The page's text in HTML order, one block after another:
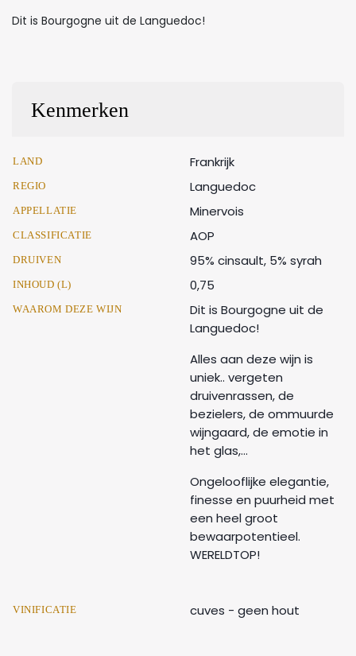
Dit is Bourgogne uit de Languedoc!
Kenmerken
LAND Frankrijk
REGIO Languedoc
APPELLATIE Minervois
CLASSIFICATIE AOP
DRUIVEN 95% cinsault, 5% syrah
INHOUD (L) 0,75
WAAROM DEZE WIJN
Dit is Bourgogne uit de
Languedoc!
Alles aan deze wijn is
uniek.. vergeten
druivenrassen, de
bezielers, de ommuurde
wijngaard, de emotie in
het glas,...
Ongelooflijke elegantie,
finesse en puurheid met
een heel groot
bewaarpotentieel.
WERELDTOP!
VINIFICATIE cuves - geen hout